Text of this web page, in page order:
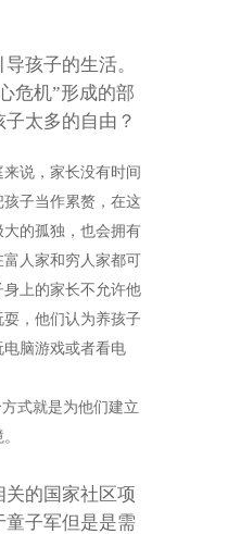
孩子的生活。
危机”形成的部
太多的自由？
说，家长没有时间
子当作累赘，在这
的孤独，也会拥有
人家和穷人家都可
上的家长不允许他
，他们认为养孩子
脑游戏或者看电
式就是为他们建立
的国家社区项
童子军但是是需